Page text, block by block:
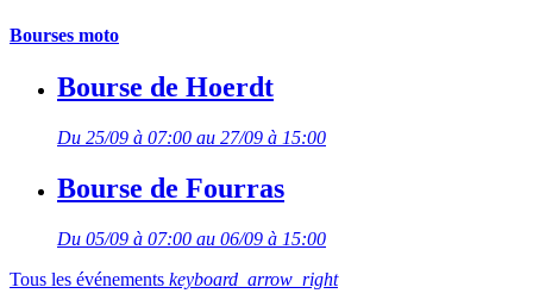
Bourses moto
Bourse de Hoerdt
Du 25/09 à 07:00 au 27/09 à 15:00
Bourse de Fourras
Du 05/09 à 07:00 au 06/09 à 15:00
Tous les événements keyboard_arrow_right